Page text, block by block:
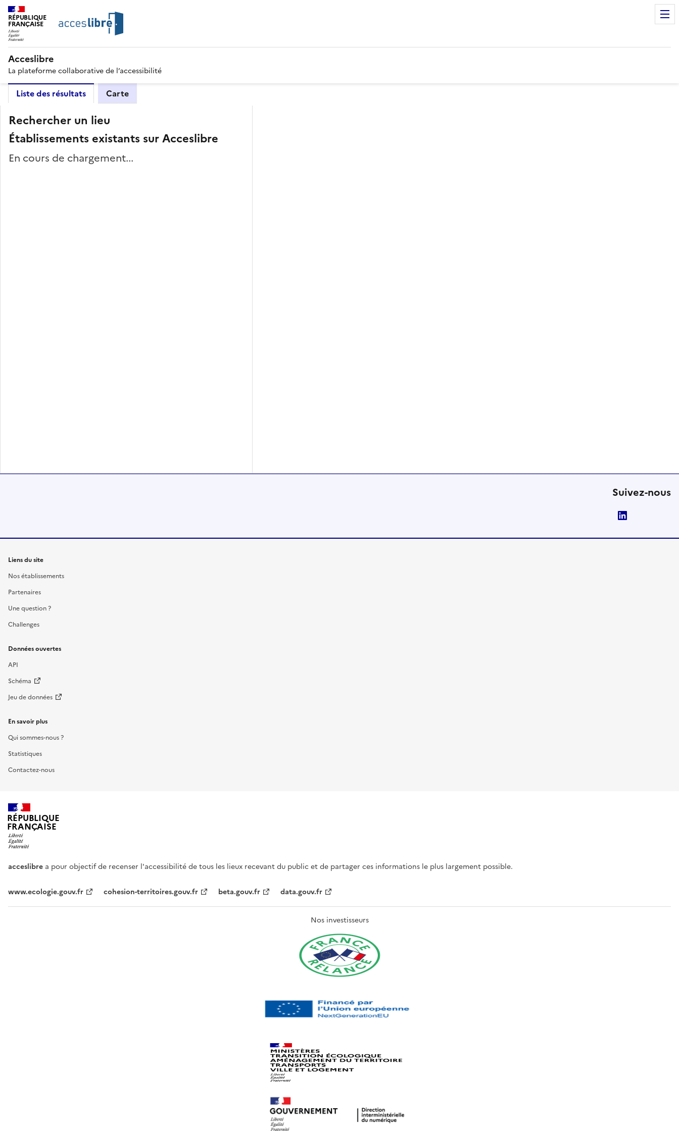
RÉPUBLIQUE
FRANÇAISE
Acceslibre
La plateforme collaborative de l’accessibilité
Liste des résultats Carte
Rechercher un lieu
Établissements existants sur Acceslibre
En cours de chargement...
Suivez-nous
Liens du site
Nos établissements
Partenaires
Une question ?
Challenges
Données ouvertes
API
Schéma
Jeu de données
En savoir plus
Qui sommes-nous ?
Statistiques
Contactez-nous
RÉPUBLIQUE
FRANÇAISE
acceslibre a pour objectif de recenser l'accessibilité de tous les lieux recevant du public et de partager ces informations le plus largement possible.
www.ecologie.gouv.fr cohesion-territoires.gouv.fr beta.gouv.fr data.gouv.fr
Nos investisseurs